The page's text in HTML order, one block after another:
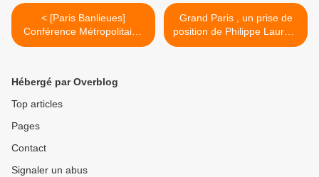
< [Paris Banlieues]
Conférence Métropolitaine
6.07.2007, le document sur
Grand Paris , un prise de
position de Philippe Laurent
, maire de Sceaux >
Hébergé par Overblog
Top articles
Pages
Contact
Signaler un abus